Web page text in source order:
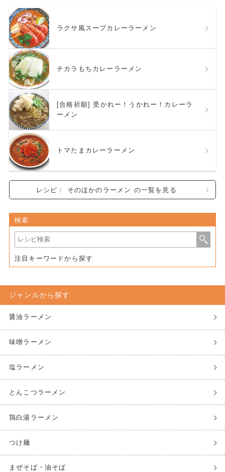
ラクサ風スープカレーラーメン
チカラもちカレーラーメン
[合格祈願] 受かれー！うかれー！カレーラ
ーメン
トマたまカレーラーメン
レシピ： そのほかのラーメン の一覧を見る
検索
注目キーワードから探す
ジャンルから探す
醤油ラーメン
味噌ラーメン
塩ラーメン
とんこつラーメン
鶏白湯ラーメン
つけ麺
まぜそば・油そば